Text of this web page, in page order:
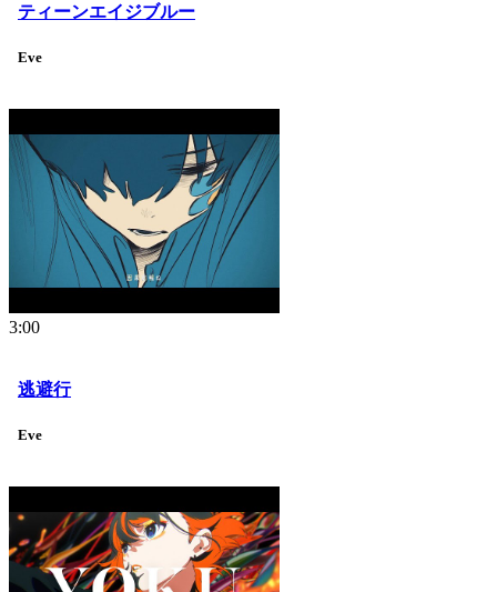
ティーンエイジブルー
Eve
3:00
逃避行
Eve